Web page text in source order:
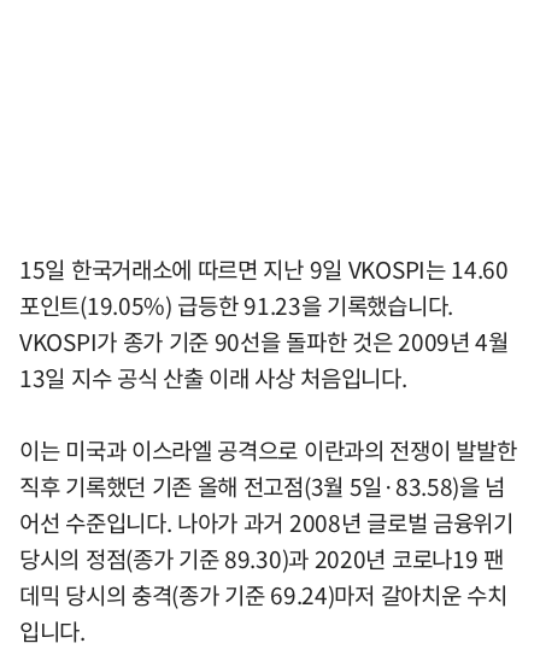
15일 한국거래소에 따르면 지난 9일 VKOSPI는 14.60
포인트(19.05%) 급등한 91.23을 기록했습니다.
VKOSPI가 종가 기준 90선을 돌파한 것은 2009년 4월
13일 지수 공식 산출 이래 사상 처음입니다.
이는 미국과 이스라엘 공격으로 이란과의 전쟁이 발발한
직후 기록했던 기존 올해 전고점(3월 5일·83.58)을 넘
어선 수준입니다. 나아가 과거 2008년 글로벌 금융위기
당시의 정점(종가 기준 89.30)과 2020년 코로나19 팬
데믹 당시의 충격(종가 기준 69.24)마저 갈아치운 수치
입니다.